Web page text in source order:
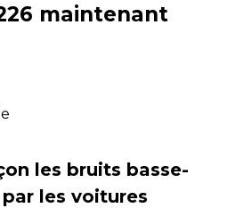
maintenant
les bruits basse-
les voitures